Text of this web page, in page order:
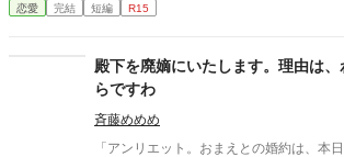
ってはいないのでしょう。 ですが、バズドド様の幼馴染が遠く
変化してきました。 ある日、馬車内での出来事をきっかけに、
私は本当にバズドド様のことを愛してい
になります。 その結果、私の考え方が
ました。
恋愛 完結 短編 R15
殿下を廃嫡にいたします。理由は
らですわ
斉藤めめめ
「アンリエット。おまえとの婚約は、本日